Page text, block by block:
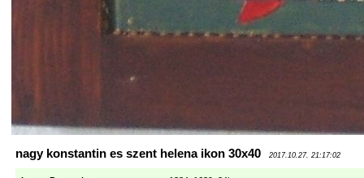
nagy konstantin es szent helena ikon 30x40 2017.10.27. 21:17:02